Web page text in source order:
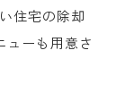
住宅の除却
ューも用意さ